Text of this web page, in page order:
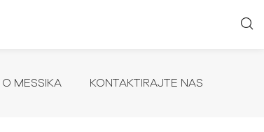
O MESSIKA KONTAKTIRAJTE NAS